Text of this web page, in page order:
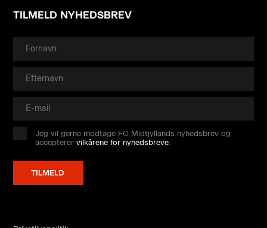
TILMELD NYHEDSBREV
Jeg vil gerne modtage FC Midtjyllands nyhedsbrev og
accepterervilkårene for nyhedsbreve.